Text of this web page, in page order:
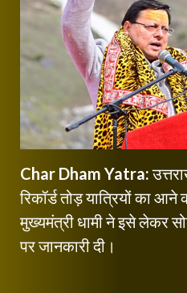
Char Dham Yatra:
रिकॉर्ड तोड़ यात्रियों का आने
मुख्यमंत्री धामी ने इसे लेकर
पर जानकारी दी।